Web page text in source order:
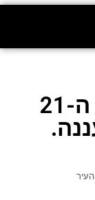
חגיגת הכליזמרים ה-21